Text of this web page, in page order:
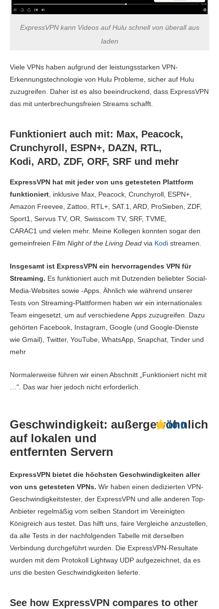
ExpressVPN kann Videos auf Hulu schnell von überall aus
laden
Viele VPNs haben aufgrund der leistungsstarken VPN-
Erkennungstechnologie von Hulu Probleme, sicher auf Hulu
zuzugreifen. Daher ist es also beeindruckend, dass ExpressVPN
das mit unterbrechungsfreien Streams schafft.
Funktioniert auch mit: Max, Peacock,
Crunchyroll, ESPN+, DAZN, RTL,
Kodi, ARD, ZDF, ORF, SRF und mehr
ExpressVPN hat mit jeder von uns getesteten Plattform
funktioniert , inklusive Max, Peacock, Crunchyroll, ESPN+,
Amazon Freevee, Zattoo, RTL+, SAT.1, ARD, ProSieben, ZDF,
Sport1, Servus TV, OR, Swisscom TV, SRF, TVME,
CARAC1 und vielen mehr. Meine Kollegen konnten sogar den
gemeinfreien Film Night of the Living Dead via Kodi streamen.
Insgesamt ist ExpressVPN ein hervorragendes VPN für
Streaming. Es funktioniert auch mit Dutzenden beliebter Social-
Media-Websites sowie -Apps. Ähnlich wie während unserer
Tests von Streaming-Plattformen haben wir ein internationales
Team eingesetzt, um auf verschiedene Apps zuzugreifen. Dazu
gehörten Facebook, Instagram, Google (und Google-Dienste
wie Gmail), Twitter, YouTube, WhatsApp, Snapchat, Tinder und
mehr
Normalerweise führen wir einen Abschnitt „Funktioniert nicht mit
…". Das war hier jedoch nicht erforderlich.
Geschwindigkeit: außergewöhnlich
auf lokalen und
entfernten Servern
10.0
ExpressVPN bietet die höchsten Geschwindigkeiten aller
von uns getesteten VPNs. Wir haben einen dedizierten VPN-
Geschwindigkeitstester, der ExpressVPN und alle anderen Top-
Anbieter regelmäßig vom selben Standort im Vereinigten
Königreich aus testet. Das hilft uns, faire Vergleiche anzustellen,
da alle Tests in der nachfolgenden Tabelle mit derselben
Verbindung durchgeführt wurden. Die ExpressVPN-Resultate
wurden mit dem Protokoll Lightway UDP aufgezeichnet, da es
uns die besten Geschwindigkeiten lieferte.
See how ExpressVPN compares to other